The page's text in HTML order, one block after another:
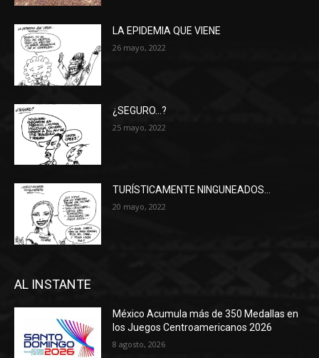
LA EPIDEMIA QUE VIENE
26 mayo, 2022
¿SEGURO…?
25 mayo, 2022
TURÍSTICAMENTE NINGUNEADOS…
20 mayo, 2022
AL INSTANTE
México Acumula más de 350 Medallas en
los Juegos Centroamericanos 2026
8 agosto, 2026